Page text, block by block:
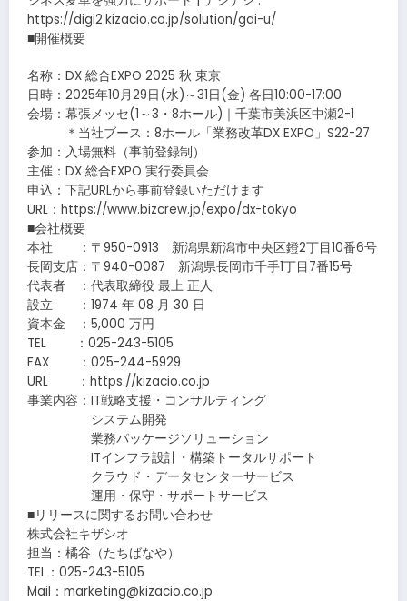
https://digi2.kizacio.co.jp/solution/gai-u/
■開催概要
名称：DX 総合EXPO 2025 秋 東京
日時：2025年10月29日(水)～31日(金) 各日10:00-17:00
会場：幕張メッセ(1～3・8ホール)｜千葉市美浜区中瀬2-1
＊当社ブース：8ホール「業務改革DX EXPO」S22-27
参加：入場無料（事前登録制）
主催：DX 総合EXPO 実行委員会
申込：下記URLから事前登録いただけます
URL：https://www.bizcrew.jp/expo/dx-tokyo
■会社概要
本社 ：〒950-0913 新潟県新潟市中央区鐙2丁目10番6号
長岡支店：〒940-0087 新潟県長岡市千手1丁目7番15号
代表者 ：代表取締役 最上 正人
設立 ：1974 年 08 月 30 日
資本金 ：5,000 万円
TEL ：025-243-5105
FAX ：025-244-5929
URL ：https://kizacio.co.jp
事業内容：IT戦略支援・コンサルティング
システム開発
業務パッケージソリューション
ITインフラ設計・構築トータルサポート
クラウド・データセンターサービス
運用・保守・サポートサービス
■リリースに関するお問い合わせ
株式会社キザシオ
担当：橘谷（たちばなや）
TEL：025-243-5105
Mail：marketing@kizacio.co.jp